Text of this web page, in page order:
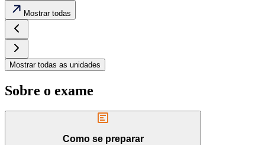
Mostrar todas
Mostrar todas as unidades
Sobre o exame
Como se preparar